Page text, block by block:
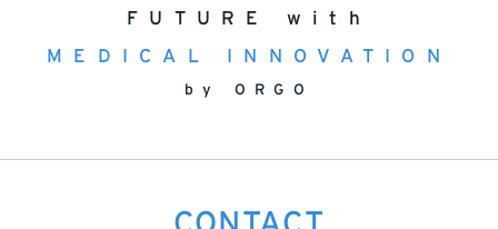
FUTURE with
MEDICAL INNOVATION
by ORGO